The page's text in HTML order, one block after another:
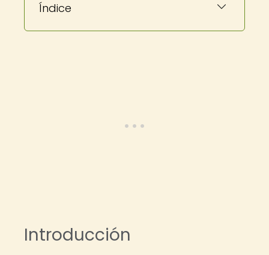
Índice
Introducción